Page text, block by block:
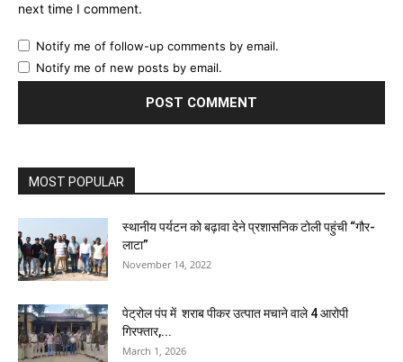
next time I comment.
Notify me of follow-up comments by email.
Notify me of new posts by email.
MOST POPULAR
स्थानीय पर्यटन को बढ़ावा देने प्रशासनिक टोली पहुंची “गौर-
लाटा”
November 14, 2022
पेट्रोल पंप में शराब पीकर उत्पात मचाने वाले 4 आरोपी
गिरफ्तार,...
March 1, 2026